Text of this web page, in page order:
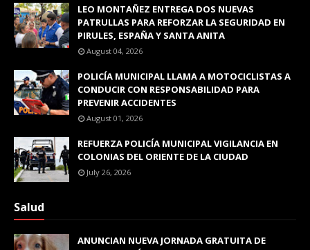
LEO MONTAÑEZ ENTREGA DOS NUEVAS
PATRULLAS PARA REFORZAR LA SEGURIDAD EN
PIRULES, ESPAÑA Y SANTA ANITA
August 04, 2026
POLICÍA MUNICIPAL LLAMA A MOTOCICLISTAS A
CONDUCIR CON RESPONSABILIDAD PARA
PREVENIR ACCIDENTES
August 01, 2026
REFUERZA POLICÍA MUNICIPAL VIGILANCIA EN
COLONIAS DEL ORIENTE DE LA CIUDAD
July 26, 2026
Salud
ANUNCIAN NUEVA JORNADA GRATUITA DE